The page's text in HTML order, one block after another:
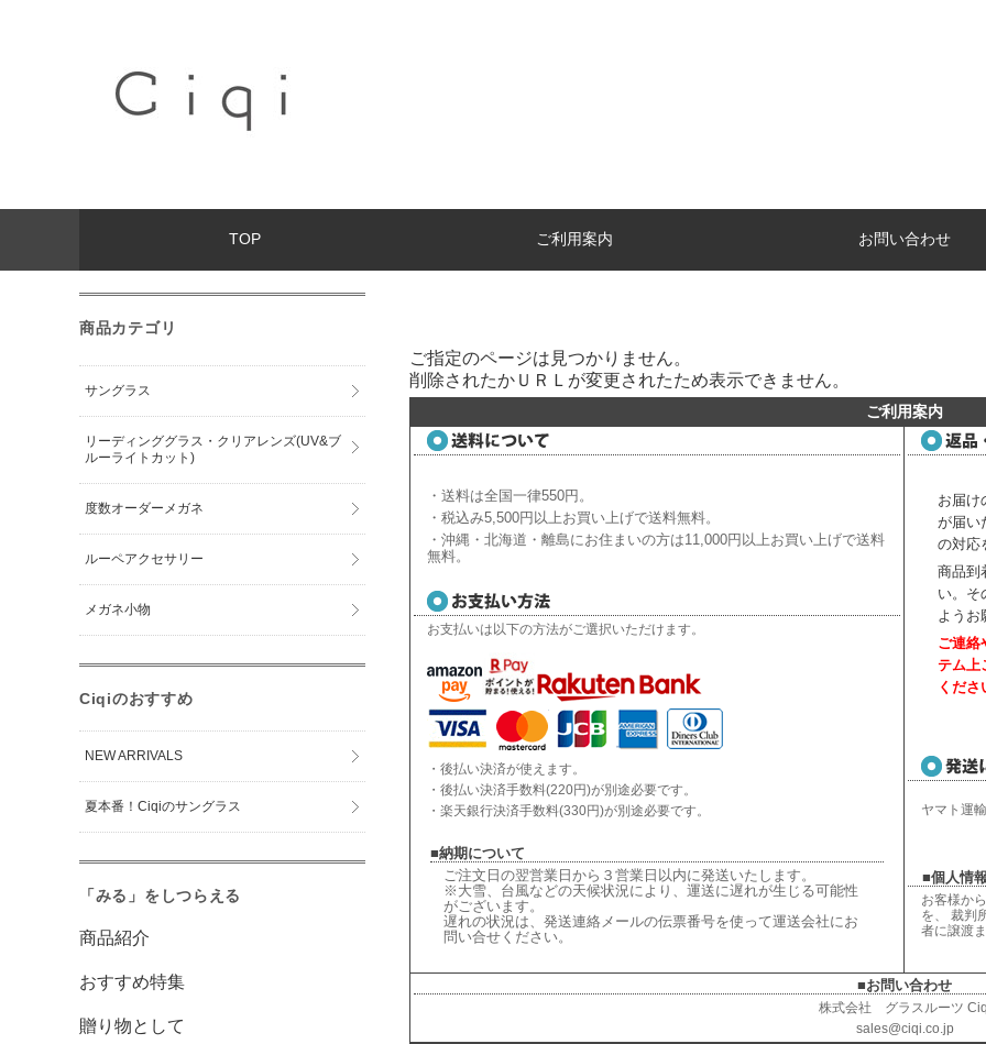
TOP ご利用案内 お問い合わせ
ご指定のページは見つかりません。
削除されたかＵＲＬが変更されたため表示できません。
ご利用案内
・送料は全国一律550円。
・税込み5,500円以上お買い上げで送料無料。
・沖縄・北海道・離島にお住まいの方は11,000円以上お買い上げで送料
無料。
お支払いは以下の方法がご選択いただけます。
・後払い決済が使えます。
・後払い決済手数料(220円)が別途必要です。
・楽天銀行決済手数料(330円)が別途必要です。
■納期について
ご注文日の翌営業日から３営業日以内に発送いたします。
※大雪、台風などの天候状況により、 運送に遅れが生じる可能性
がございます。
遅れの状況は、 発送連絡メールの伝票番号を使って運送会社にお
問い合せください。
お届け
が届い
の対応
商品到
い。 そ
ようお
ご連絡
テム上
くださ
ヤマト運
■個人情
お客様か
を、 裁判
者に譲渡
■お問い合わせ
株式会社 グラスルーツ
sales@ciqi.co.jp
商品カテゴリ
サングラス
リーディンググラス・クリアレンズ(UV&ブ
ルーライトカット)
度数オーダーメガネ
ルーペアクセサリー
メガネ小物
Ciqiのおすすめ
NEW ARRIVALS
夏本番！Ciqiのサングラス
「みる」をしつらえる
商品紹介
おすすめ特集
贈り物として